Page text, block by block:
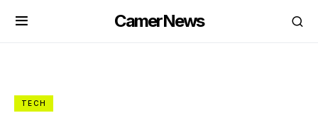
CamerNews
TECH